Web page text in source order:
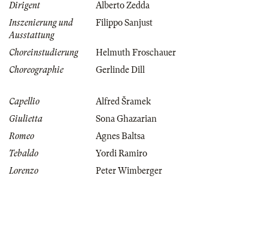
Dirigent
Alberto Zedda
Inszenierung und
Ausstattung
Filippo Sanjust
Choreinstudierung
Helmuth Froschauer
Choreographie
Gerlinde Dill
Capellio
Alfred Šramek
Giulietta
Sona Ghazarian
Romeo
Agnes Baltsa
Tebaldo
Yordi Ramiro
Lorenzo
Peter Wimberger